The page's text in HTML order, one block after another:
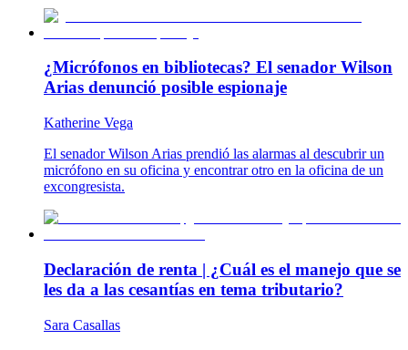
¿Micrófonos en bibliotecas? El senador Wilson
Arias denunció posible espionaje
Katherine Vega
El senador Wilson Arias prendió las alarmas al descubrir un
micrófono en su oficina y encontrar otro en la oficina de un
excongresista.
Declaración de renta | ¿Cuál es el manejo que se
les da a las cesantías en tema tributario?
Sara Casallas